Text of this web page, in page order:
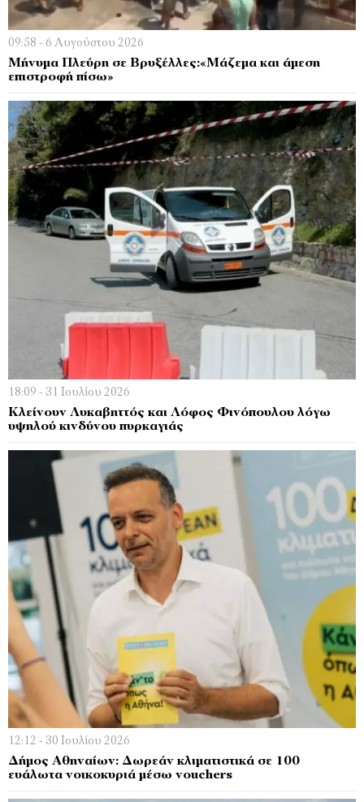
09:58 - 6 Αυγούστου 2026
Μήνυμα Πλεύρη σε Βρυξέλλες:«Μάζεμα και άμεση
επιστροφή πίσω»
18:09 - 31 Ιουλίου 2026
Κλείνουν Λυκαβηττός και Λόφος Φινόπουλου λόγω
υψηλού κινδύνου πυρκαγιάς
12:12 - 30 Ιουλίου 2026
Δήμος Αθηναίων: Δωρεάν κλιματιστικά σε 100
ευάλωτα νοικοκυριά μέσω vouchers